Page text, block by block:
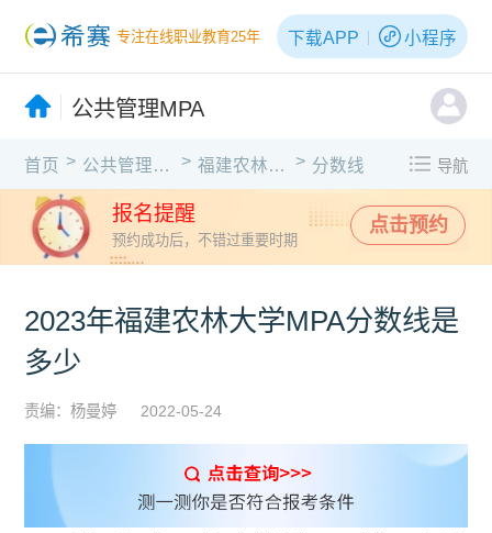
专注在线职业教育25年 下载APP 小程序
公共管理MPA
首页 > 公共管理MPA > 福建农林大学 > 分数线 导航
报名提醒
预约成功后，不错过重要时期
点击预约
2023年福建农林大学MPA分数线是
多少
责编：杨曼婷 2022-05-24